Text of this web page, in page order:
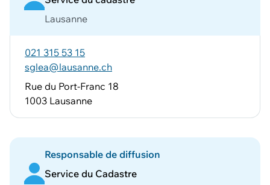
Lausanne
021 315 53 15
sglea@lausanne.ch
Rue du Port-Franc 18
1003 Lausanne
Responsable de diffusion
Service du Cadastre